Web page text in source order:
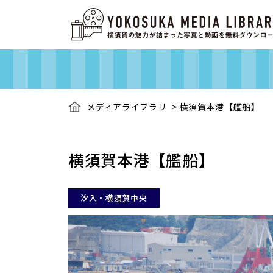
メディアライブラリ >横須賀本港【艦船】
横須賀本港【艦船】
汐入・横須賀中央